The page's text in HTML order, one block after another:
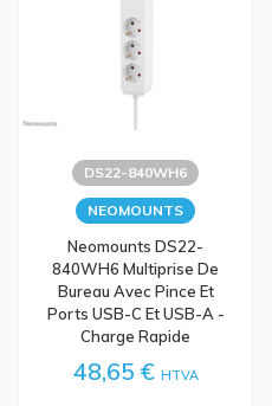
DS22-840WH6
NEOMOUNTS
Neomounts DS22-
840WH6 Multiprise De
Bureau Avec Pince Et
Ports USB-C Et USB-A -
Charge Rapide
48,65 € HTVA